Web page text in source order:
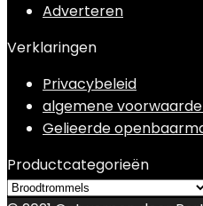
Adverteren
Verklaringen
Privacybeleid
algemene
Gelieerde
Productcategorieën